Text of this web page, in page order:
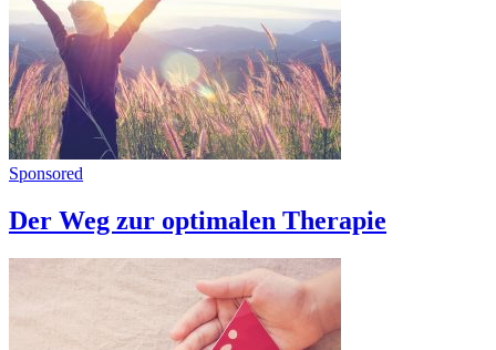
Sponsored
Der Weg zur optimalen Therapie